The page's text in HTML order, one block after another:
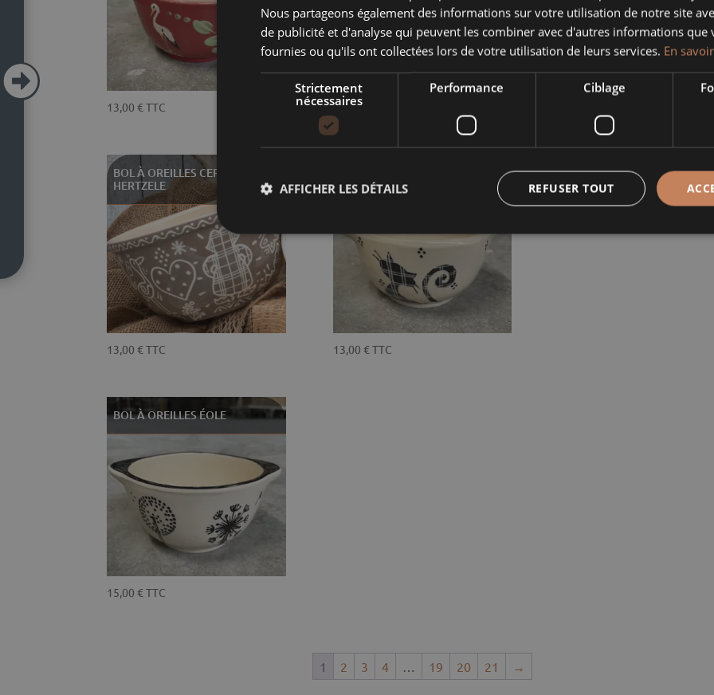

13,00€ TTC 13,00
BOL À OREILLES CERISE
HERTZELE
13,00€ TTC 13,00 € TTC
BOL À OREILLES ÉOLE
15,00€ TTC
1 2 3 4 … 19 20 21 →
Nous partageons également des informations sur votre utilisation de notre site
de publicité et d'analyse qui peuvent les combiner avec d'autres informations que
fournies ou qu'ils ont collectées lors de votre utilisation de leurs services. En
Strictement
nécessaires
Performance Ciblage
REFUSER TOUT
AFFICHER LES DÉTAILS